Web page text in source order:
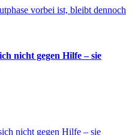
nicht gegen Hilfe – sie